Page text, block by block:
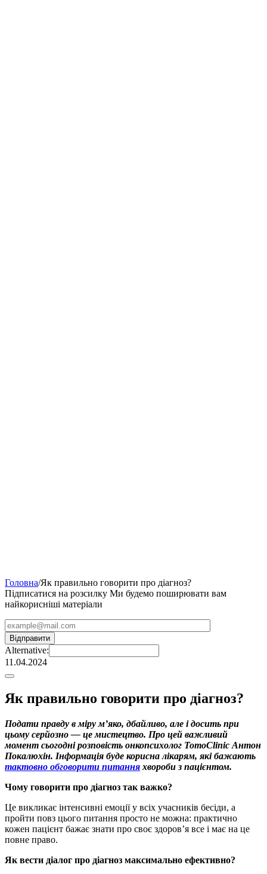
Головна/Як правильно говорити про діагноз?
Підписатися на розсилку Ми будемо поширювати вам
найкорисніші матеріали
Alternative:
11.04.2024
Як правильно говорити про діагноз?
Подати правду в міру м’яко, дбайливо, але і досить при
цьому серйозно — це мистецтво. Про цей важливий
момент сьогодні розповість онкопсихолог TomoClinic Антон
Покалюхін. Інформація буде корисна лікарям, які бажають
тактовно обговорити питання хвороби з пацієнтом.
Чому говорити про діагноз так важко?
Це викликає інтенсивні емоції у всіх учасників бесіди, а
пройти повз цього питання просто не можна: практично
кожен пацієнт бажає знати про своє здоров’я все і має на це
повне право.
Як вести діалог про діагноз максимально ефективно?